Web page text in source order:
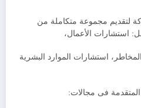
لتقديم مجموعة متكاملة من
استشارات الأعمال،
استشارات الموارد البشرية
فى مجالات: